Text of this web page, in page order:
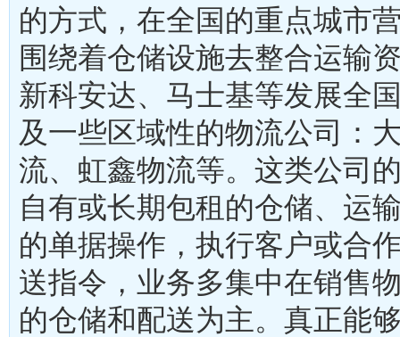
的方式，在全国的重点城市
围绕着仓储设施去整合运输
新科安达、马士基等发展全
及一些区域性的物流公司：
流、虹鑫物流等。这类公司
自有或长期包租的仓储、运
的单据操作，执行客户或合
送指令，业务多集中在销售
的仓储和配送为主。真正能